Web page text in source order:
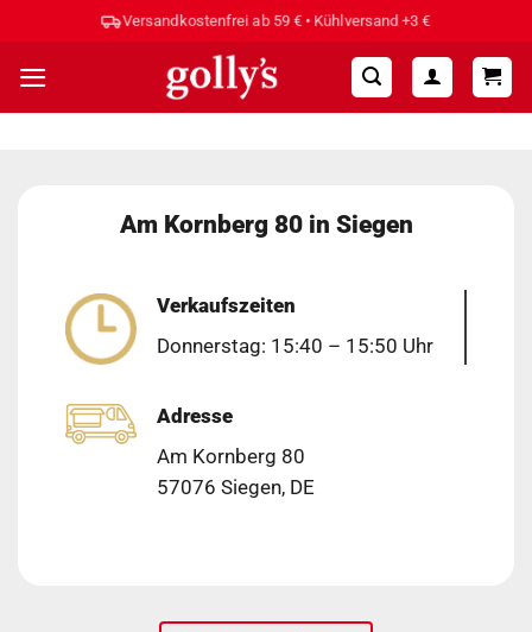
springen
Versandkostenfrei ab 59 € • Kühlversand +3 €
Am Kornberg 80 in Siegen
Verkaufszeiten
Donnerstag: 15:40 – 15:50 Uhr
Adresse
Am Kornberg 80
57076 Siegen, DE